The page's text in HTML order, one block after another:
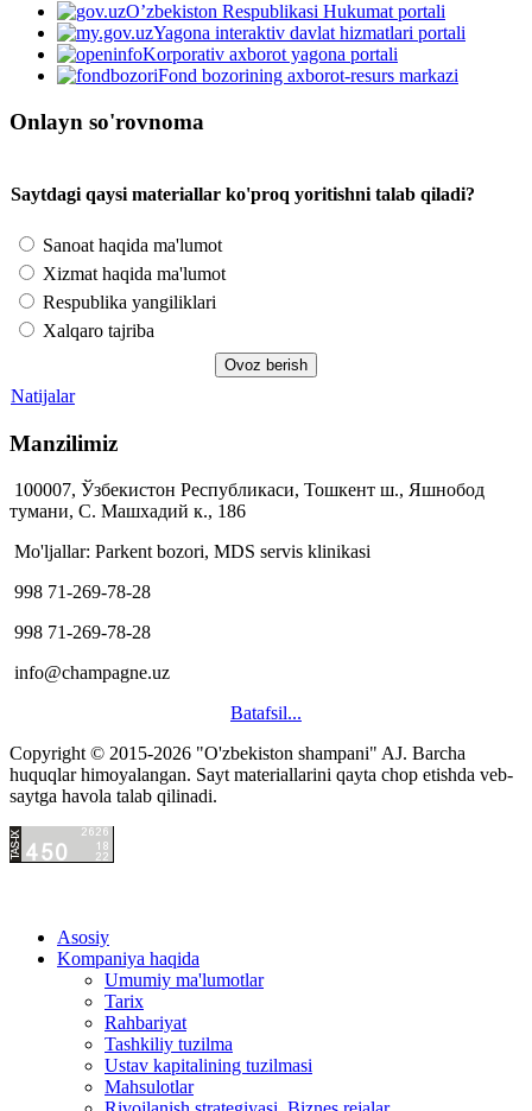
O’zbekiston Respublikasi Hukumat portali
Yagona interaktiv davlat hizmatlari portali
Korporativ axborot yagona portali
Fond bozorining axborot-resurs markazi
Onlayn so'rovnoma
Saytdagi qaysi materiallar ko'proq yoritishni talab qiladi?
Sanoat haqida ma'lumot
Xizmat haqida ma'lumot
Respublika yangiliklari
Xalqaro tajriba
Natijalar
Manzilimiz
100007, Ўзбекистон Республикаси, Тошкент ш., Яшнобод
тумани, С. Машхадий к., 186
Mo'ljallar: Parkent bozori, MDS servis klinikasi
998 71-269-78-28
998 71-269-78-28
info@champagne.uz
Batafsil...
hacklink
satış
satın
al
istanbul
Copyright © 2015-2026 "O'zbekiston shampani" AJ. Barcha
huquqlar himoyalangan. Sayt materiallarini qayta chop etishda veb-
saytga havola talab qilinadi.
hacklink
Asosiy
Kompaniya haqida
Umumiy ma'lumotlar
Tarix
Rahbariyat
Tashkiliy tuzilma
Ustav kapitalining tuzilmasi
Mahsulotlar